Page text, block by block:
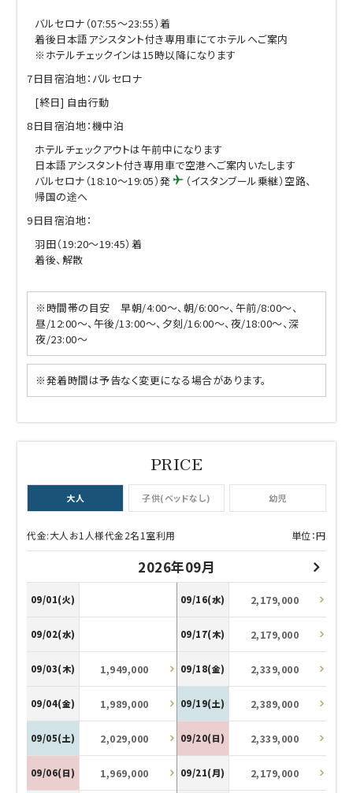
バルセロナ（07:55～23:55）着
着後日本語アシスタント付き専用車にてホテルへご案内
※ホテルチェックインは15時以降になります
7日目宿泊地：バルセロナ
[終日] 自由行動
8日目宿泊地：機中泊
ホテルチェックアウトは午前中になります
日本語アシスタント付き専用車で空港へご案内いたします
バルセロナ（18:10～19:05）発
（イスタンブール乗継）空路、
帰国の途へ
9日目宿泊地：
羽田（19:20～19:45）着
着後、解散
※時間帯の目安 早朝/4:00～、朝/6:00～、午前/8:00～、
昼/12:00～、午後/13:00～、夕刻/16:00～、夜/18:00～、深
夜/23:00～
※発着時間は予告なく変更になる場合があります。
大人 子供(ベッドなし) 幼児
代金:大人お1人様代金2名1室利用 単位：円
2026年09月
09/01(火)
09/02(水)
09/03(木) 1,949,000
09/04(金) 1,989,000
09/05(土) 2,029,000
09/06(日) 1,969,000
09/16(水) 2,179,000
09/17(木) 2,179,000
09/18(金) 2,339,000
09/19(土) 2,389,000
09/20(日) 2,339,000
09/21(月) 2,179,000